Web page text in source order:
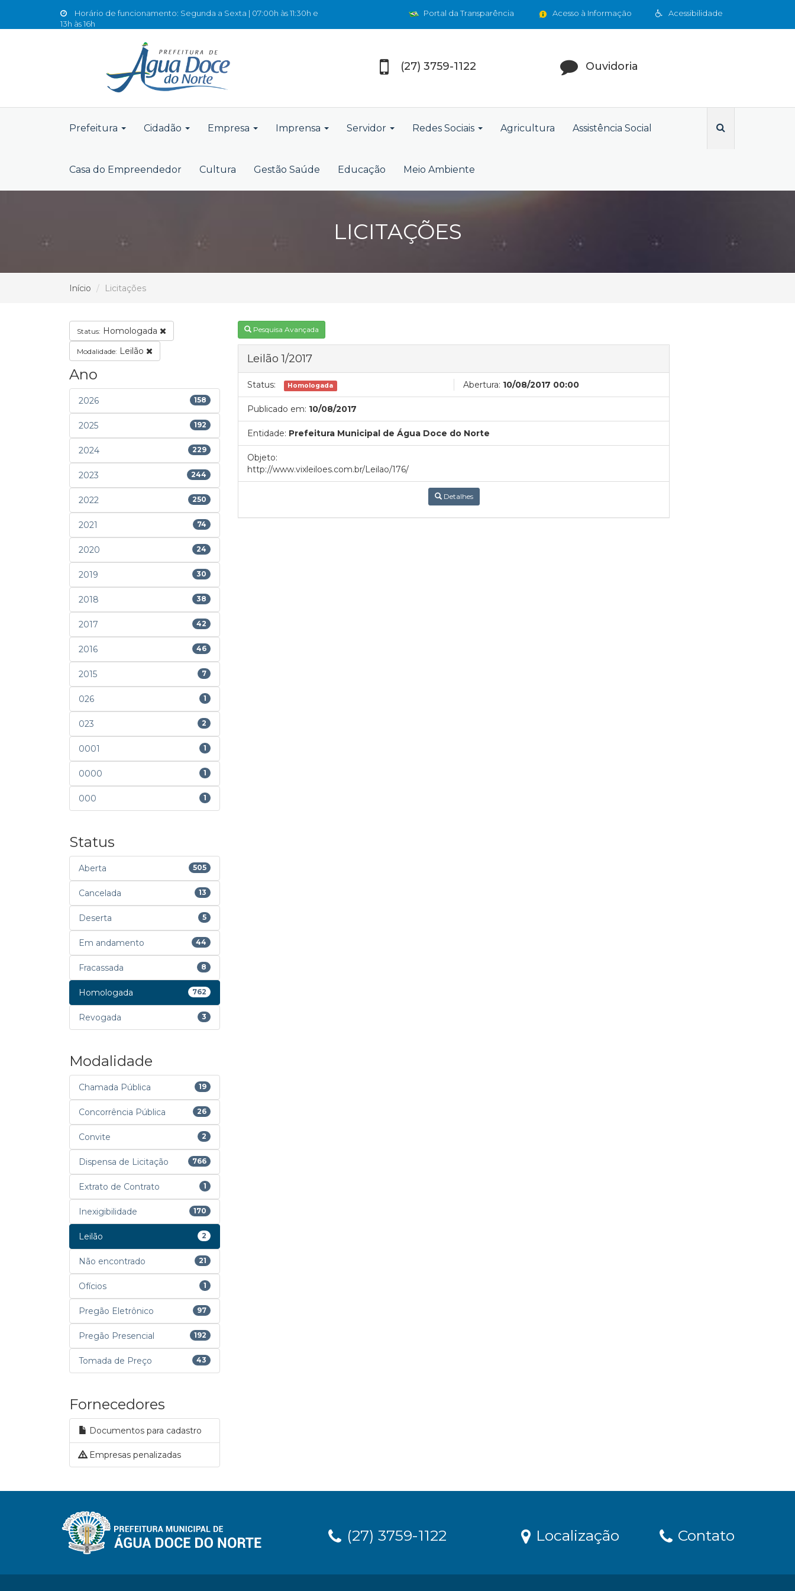
Horário de funcionamento: Segunda a Sexta | 07:00h às 11:30h e
13h às 16h
Acessibilidade
Acesso à Informação
Portal da Transparência
(27) 3759-1122 Ouvidoria
Prefeitura Cidadão Empresa Imprensa Servidor Redes Sociais Agricultura Assistência Social
Casa do Empreendedor Cultura Gestão Saúde Educação Meio Ambiente
LICITAÇÕES
Início Licitações
Status: Homologada
Modalidade: Leilão
Ano
2026 158
2025 192
2024 229
2023 244
2022 250
2021 74
2020 24
2019 30
2018 38
2017 42
2016 46
2015 7
026 1
023 2
0001 1
0000 1
000 1
Status
Aberta 505
Cancelada 13
Deserta 5
Em andamento 44
Fracassada 8
Homologada 762
Revogada 3
Modalidade
Chamada Pública 19
Concorrência Pública 26
Convite 2
Dispensa de Licitação 766
Extrato de Contrato 1
Inexigibilidade 170
Leilão 2
Não encontrado 21
Ofícios 1
Pregão Eletrônico 97
Pregão Presencial 192
Tomada de Preço 43
Fornecedores
Documentos para cadastro
Empresas penalizadas
Pesquisa Avançada
Leilão 1/2017
Status: Homologada Abertura: 10/08/2017 00:00
Publicado em: 10/08/2017
Entidade: Prefeitura Municipal de Água Doce do Norte
Objeto:
http://www.vixleiloes.com.br/Leilao/176/
Detalhes
(27) 3759-1122 Localização Contato